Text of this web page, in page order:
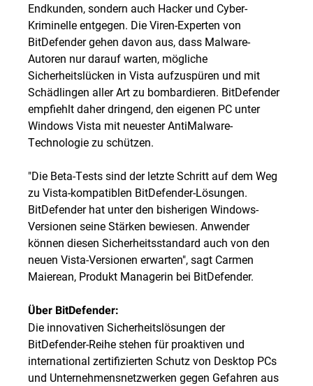
Endkunden, sondern auch Hacker und Cyber-
Kriminelle entgegen. Die Viren-Experten von
BitDefender gehen davon aus, dass Malware-
Autoren nur darauf warten, mögliche
Sicherheitslücken in Vista aufzuspüren und mit
Schädlingen aller Art zu bombardieren. BitDefender
empfiehlt daher dringend, den eigenen PC unter
Windows Vista mit neuester AntiMalware-
Technologie zu schützen.
"Die Beta-Tests sind der letzte Schritt auf dem Weg
zu Vista-kompatiblen BitDefender-Lösungen.
BitDefender hat unter den bisherigen Windows-
Versionen seine Stärken bewiesen. Anwender
können diesen Sicherheitsstandard auch von den
neuen Vista-Versionen erwarten", sagt Carmen
Maierean, Produkt Managerin bei BitDefender.
Über BitDefender:
Die innovativen Sicherheitslösungen der
BitDefender-Reihe stehen für proaktiven und
international zertifizierten Schutz von Desktop PCs
und Unternehmensnetzwerken gegen Gefahren aus